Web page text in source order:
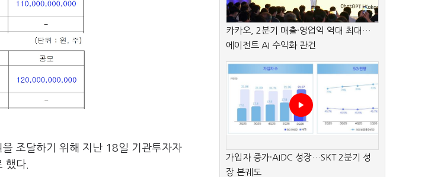
조달하기 위해 지난 18일 기관투자자
했다.
카카오, 2분기 매출·영업익 역대 최대…
에이전트 AI 수익화 관건
가입자 증가·AIDC 성장…SKT 2분기 성
장 본궤도